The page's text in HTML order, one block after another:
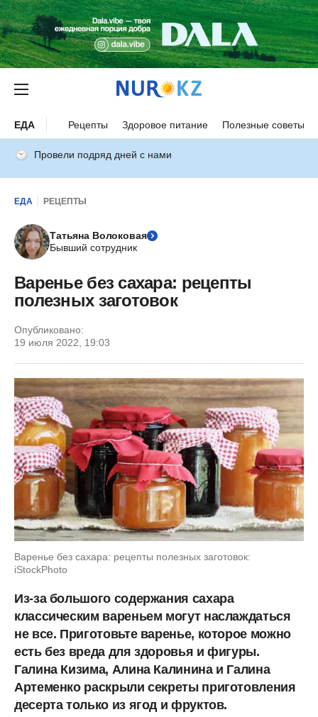
ЕДА Рецепты Здоровое питание Полезные советы
Провели подряд дней с нами
ЕДА РЕЦЕПТЫ
Татьяна Волоковая
Бывший сотрудник
Варенье без сахара: рецепты
полезных заготовок
Опубликовано:
19 июля 2022, 19:03
Варенье без сахара: рецепты полезных заготовок:
iStockPhoto
Из-за большого содержания сахара
классическим вареньем могут наслаждаться
не все. Приготовьте варенье, которое можно
есть без вреда для здоровья и фигуры.
Галина Кизима, Алина Калинина и Галина
Артеменко раскрыли секреты приготовления
десерта только из ягод и фруктов.